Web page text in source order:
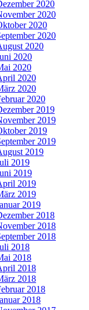
2020
2020
2020
2020
2020
2020
2020
2020
2020
2020
2019
2019
2019
2019
2019
2019
2019
2019
2019
2019
2018
2018
2018
2018
2018
2018
2018
2018
2018